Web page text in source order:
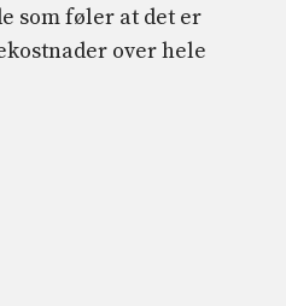
som føler at det er
over hele